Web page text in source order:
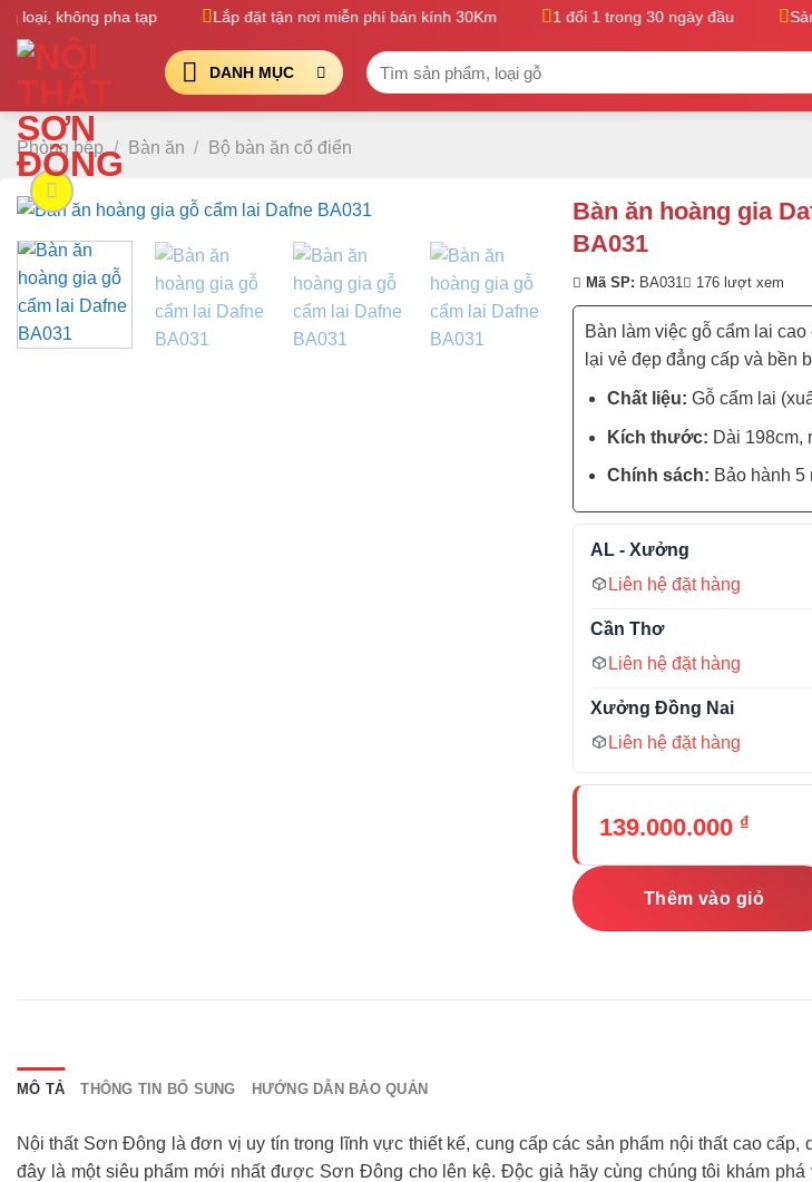
Bỏ
qua
không pha tạp Lắp đặt tận nơi miễn phí bán kính 30Km 1 đổi 1 trong 30 ngày đầu Sản
DANH MỤC
Tìm
kiếm:
Phòng bếp / Bàn ăn / Bộ bàn ăn cổ điển
Bàn ăn hoàng gia
BA031
Mã SP: BA031 176 lượt xem
Bàn làm việc gỗ cẩm lai
lại vẻ đẹp đẳng cấp và bền
Chất liệu: Gỗ cẩm lai
Kích thước: Dài 198cm,
Chính sách: Bảo hành 5
AL - Xưởng
Liên hệ đặt hàng
Cần Thơ
Liên hệ đặt hàng
Xưởng Đồng Nai
Liên hệ đặt hàng
139.000.000 ₫
Thêm vào giỏ
MÔ TẢ THÔNG TIN BỔ SUNG HƯỚNG DẪN BẢO QUẢN
Nội thất Sơn Đông là đơn vị uy tín trong lĩnh vực thiết kế, cung cấp các sản phẩm nội thất cao cấp,
đây là một siêu phẩm mới nhất được Sơn Đông cho lên kệ. Độc giả hãy cùng chúng tôi khám phá